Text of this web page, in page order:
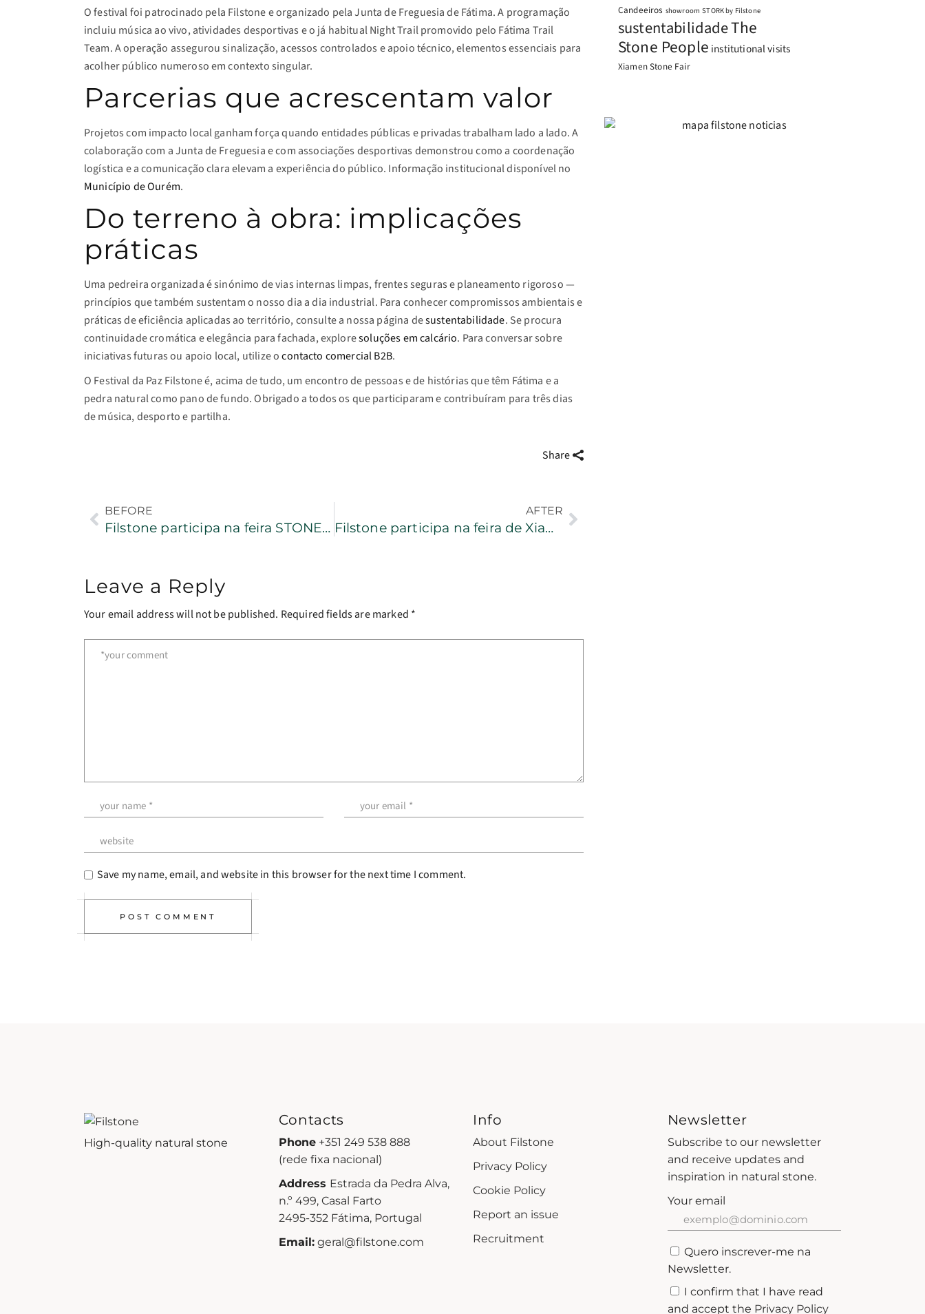
O festival foi patrocinado pela Filstone e organizado pela Junta de Freguesia de Fátima. A programação
incluiu música ao vivo, atividades desportivas e o já habitual Night Trail promovido pelo Fátima Trail
Team. A operação assegurou sinalização, acessos controlados e apoio técnico, elementos essenciais para
acolher público numeroso em contexto singular.
Parcerias que acrescentam valor
Projetos com impacto local ganham força quando entidades públicas e privadas trabalham lado a lado. A
colaboração com a Junta de Freguesia e com associações desportivas demonstrou como a coordenação
logística e a comunicação clara elevam a experiência do público. Informação institucional disponível no
Município de Ourém.
Do terreno à obra: implicações
práticas
Uma pedreira organizada é sinónimo de vias internas limpas, frentes seguras e planeamento rigoroso —
princípios que também sustentam o nosso dia a dia industrial. Para conhecer compromissos ambientais e
práticas de eficiência aplicadas ao território, consulte a nossa página desustentabilidade. Se procura
continuidade cromática e elegância para fachada, exploresoluções em calcário. Para conversar sobre
iniciativas futuras ou apoio local, utilize ocontacto comercial B2B.
O Festival da Paz Filstone é, acima de tudo, um encontro de pessoas e de histórias que têm Fátima e a
pedra natural como pano de fundo. Obrigado a todos os que participaram e contribuíram para três dias
de música, desporto e partilha.
Share
BEFORE
Filstone participa na feira STONE (Batalha) | 1 a 4 de junho
AFTER
Filstone participa na feira de Xiamen (China)
Leave a Reply
Your email address will not be published. Required fields are marked *
Save my name, email, and website in this browser for the next time I comment.
POST COMMENT
Candeeiros showroom STORK by Filstone
sustentabilidadeThe
Stone People institutional visits
Xiamen Stone Fair
High-quality natural stone
Contacts
Phone +351 249 538 888
(rede fixa nacional)
Address Estrada da Pedra Alva,
n.º 499, Casal Farto
2495-352 Fátima, Portugal
Email: geral@filstone.com
Info
About Filstone
Privacy Policy
Cookie Policy
Report an issue
Recruitment
Newsletter
Subscribe to our newsletter
and receive updates and
inspiration in natural stone.
Your email
Quero inscrever-me na
Newsletter.
I confirm that I have read
and accept the Privacy Policy